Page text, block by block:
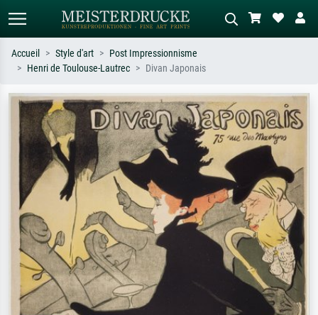
Recherchez par artiste, titre ou style –
ex. Monet, Nuit étoilée,
impressionnisme, vague de Hokusai,
Décrivez la scène – ex. prairie verte,
abstrait avec beaucoup de rouge,
tableau sombre, nu debout près d'un
arbre.
Accueil Style d'art
Post Impressionnisme
Henri de Toulouse-Lautrec
Divan Japonais